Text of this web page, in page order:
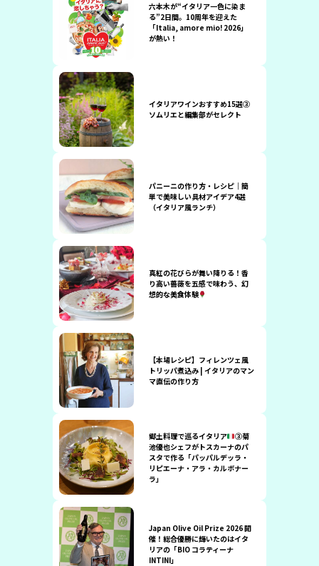
六本木が“イタリア一色に染ま
る”2日間。10周年を迎えた
「Italia, amore mio! 2026」
が熱い！
イタリアワインおすすめ15選③
ソムリエと編集部がセレクト
パニーニの作り方・レシピ｜簡
単で美味しい具材アイデア4選
（イタリア風ランチ）
真紅の花びらが舞い降りる！香
り高い薔薇を五感で味わう、幻
想的な美食体験
【本場レシピ】フィレンツェ風
トリッパ煮込み | イタリアのマン
マ直伝の作り方
郷土料理で巡るイタリア
③菊
池優也シェフがトスカーナのパ
スタで作る「パッパルデッラ・
リピエーナ・アラ・カルボナー
ラ」
Japan Olive Oil Prize 2026 開
催！総合優勝に輝いたのはイタ
リアの「BIO コラティーナ
INTINI」